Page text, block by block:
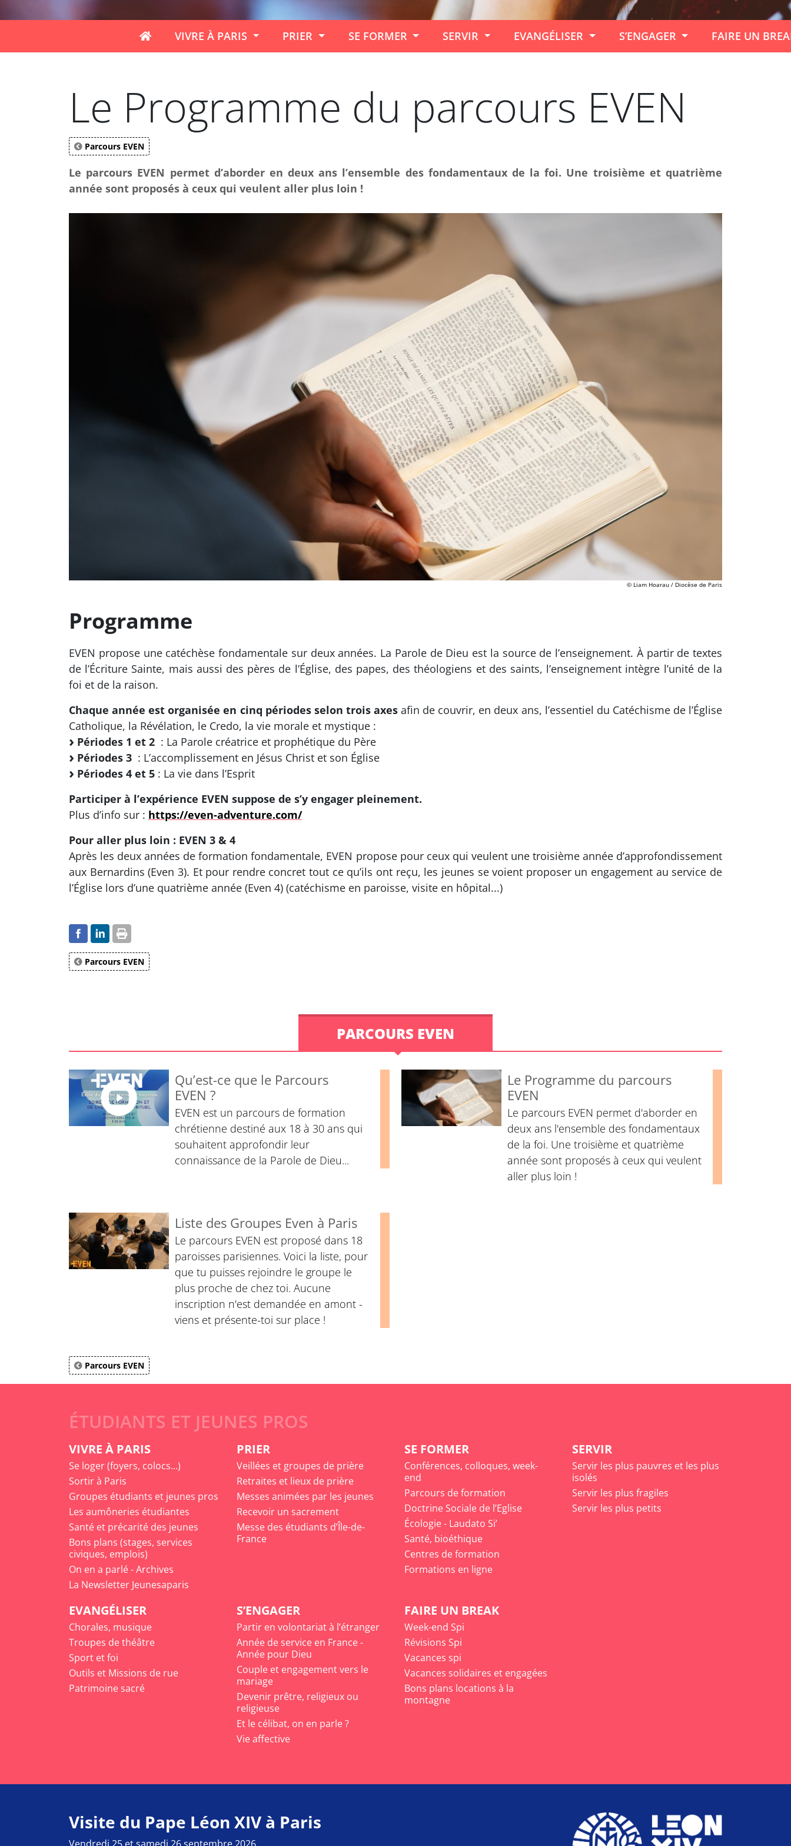
VIVRE À PARIS PRIER SE FORMER SERVIR EVANGÉLISER S’ENGAGER FAIRE UN
Le Programme du parcours EVEN
Parcours EVEN
Le parcours EVEN permet d’aborder en deux ans l’ensemble des fondamentaux de la foi. Une troisième et quatrième
année sont proposés à ceux qui veulent aller plus loin !
© Liam Hoarau / Diocèse de Paris
Programme
EVEN propose une catéchèse fondamentale sur deux années. La Parole de Dieu est la source de l’enseignement. À partir de textes
de l’Écriture Sainte, mais aussi des pères de l’Église, des papes, des théologiens et des saints, l’enseignement intègre l’unité de la
foi et de la raison.
Chaque année est organisée en cinq périodes selon trois axesafin de couvrir, en deux ans, l’essentiel du Catéchisme de l’Église
Catholique, la Révélation, le Credo, la vie morale et mystique :
Périodes 1 et 2 : La Parole créatrice et prophétique du Père
Périodes 3 : L’accomplissement en Jésus Christ et son Église
Périodes 4 et 5 : La vie dans l’Esprit
Participer à l’expérience EVEN suppose de s’y engager pleinement.
Plus d’info sur : https://even-adventure.com/
Pour aller plus loin : EVEN 3 & 4
Après les deux années de formation fondamentale, EVEN propose pour ceux qui veulent une troisième année d’approfondissement
aux Bernardins (Even 3). Et pour rendre concret tout ce qu’ils ont reçu, les jeunes se voient proposer un engagement au service de
l’Église lors d’une quatrième année (Even 4) (catéchisme en paroisse, visite en hôpital...)
Parcours EVEN
PARCOURS EVEN
Qu’est-ce que le Parcours
EVEN ?
EVEN est un parcours de formation
chrétienne destiné aux 18 à 30 ans qui
souhaitent approfondir leur
connaissance de la Parole de Dieu...
Le Programme du parcours
EVEN
Le parcours EVEN permet d'aborder en
deux ans l'ensemble des fondamentaux
de la foi. Une troisième et quatrième
année sont proposés à ceux qui veulent
aller plus loin !
Liste des Groupes Even à Paris
Le parcours EVEN est proposé dans 18
paroisses parisiennes. Voici la liste, pour
que tu puisses rejoindre le groupe le
plus proche de chez toi. Aucune
inscription n'est demandée en amont -
viens et présente-toi sur place !
Parcours EVEN
ÉTUDIANTS ET JEUNES PROS
VIVRE À PARIS
Se loger (foyers, colocs...)
Sortir à Paris
Groupes étudiants et jeunes pros
Les aumôneries étudiantes
Santé et précarité des jeunes
Bons plans (stages, services
civiques, emplois)
On en a parlé - Archives
La Newsletter Jeunesaparis
PRIER
Veillées et groupes de prière
Retraites et lieux de prière
Messes animées par les jeunes
Recevoir un sacrement
Messe des étudiants d’Île-de-
France
SE FORMER
Conférences, colloques, week-
end
Parcours de formation
Doctrine Sociale de l’Eglise
Écologie - Laudato Si’
Santé, bioéthique
Centres de formation
Formations en ligne
SERVIR
Servir les plus pauvres et les plus
isolés
Servir les plus fragiles
Servir les plus petits
EVANGÉLISER
Chorales, musique
Troupes de théâtre
Sport et foi
Outils et Missions de rue
Patrimoine sacré
S’ENGAGER
Partir en volontariat à l’étranger
Année de service en France -
Année pour Dieu
Couple et engagement vers le
mariage
Devenir prêtre, religieux ou
religieuse
Et le célibat, on en parle ?
Vie affective
FAIRE UN BREAK
Week-end Spi
Révisions Spi
Vacances spi
Vacances solidaires et engagées
Bons plans locations à la
montagne
Visite du Pape Léon XIV à Paris